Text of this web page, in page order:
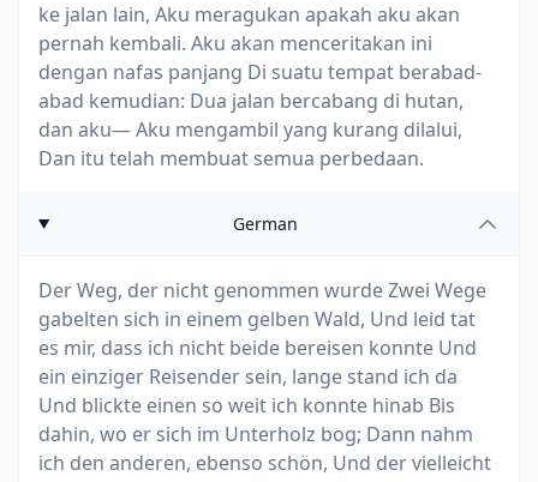
ke jalan lain, Aku meragukan apakah aku akan
pernah kembali. Aku akan menceritakan ini
dengan nafas panjang Di suatu tempat berabad-
abad kemudian: Dua jalan bercabang di hutan,
dan aku— Aku mengambil yang kurang dilalui,
Dan itu telah membuat semua perbedaan.
German
Der Weg, der nicht genommen wurde Zwei Wege
gabelten sich in einem gelben Wald, Und leid tat
es mir, dass ich nicht beide bereisen konnte Und
ein einziger Reisender sein, lange stand ich da
Und blickte einen so weit ich konnte hinab Bis
dahin, wo er sich im Unterholz bog; Dann nahm
ich den anderen, ebenso schön, Und der vielleicht